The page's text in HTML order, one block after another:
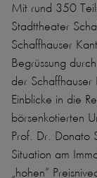
Mit rund 350
Stadttheater
Schaffhauser
Begrüssung
der
Einblicke in die
börsenkotierten
Prof. Dr. Donato
Situation am
„hohen“